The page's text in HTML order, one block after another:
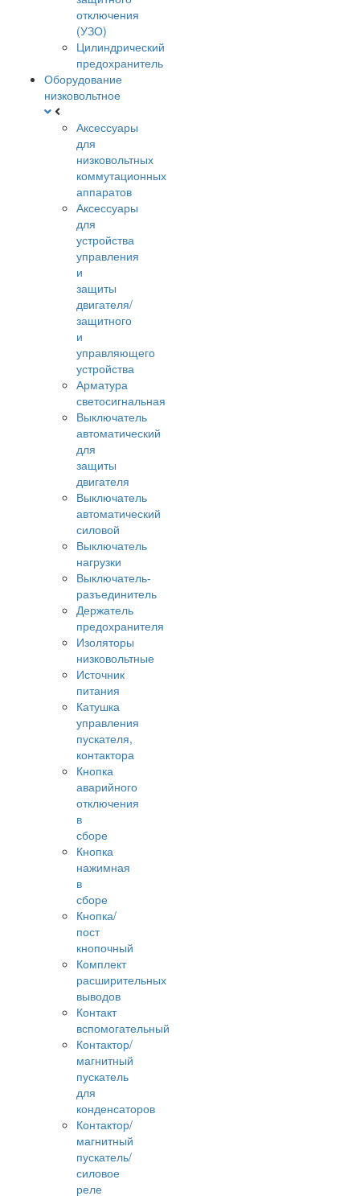
отключения
(УЗО)
Цилиндрический
предохранитель
Оборудование
низковольтное
Аксессуары
для
низковольтных
коммутационных
аппаратов
Аксессуары
для
устройства
управления
и
защиты
двигателя/
защитного
и
управляющего
устройства
Арматура
светосигнальная
Выключатель
автоматический
для
защиты
двигателя
Выключатель
автоматический
силовой
Выключатель
нагрузки
Выключатель-
разъединитель
Держатель
предохранителя
Изоляторы
низковольтные
Источник
питания
Катушка
управления
пускателя,
контактора
Кнопка
аварийного
отключения
в
сборе
Кнопка
нажимная
в
сборе
Кнопка/
пост
кнопочный
Комплект
расширительных
выводов
Контакт
вспомогательный
Контактор/
магнитный
пускатель
для
конденсаторов
Контактор/
магнитный
пускатель/
силовое
реле